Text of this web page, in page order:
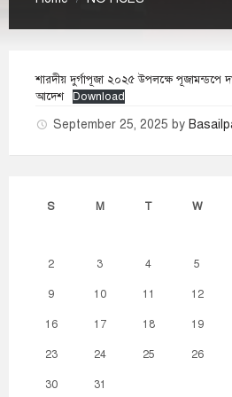
শারদীয় দুর্গাপূজা ২০২৫ উপলক্ষে পূজামন্ডপে
আদেশ
Download
September 25, 2025 by
S M T W
2 3 4 5
9 10 11 12
16 17 18 19
23 24 25 26
30 31